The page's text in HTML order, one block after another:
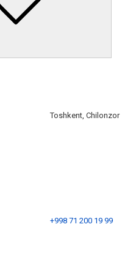
Toshkent, Chilonzor
+998 71 200 19 99